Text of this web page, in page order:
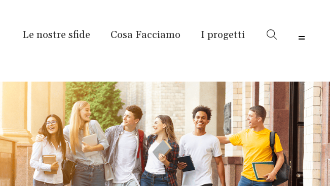
Le nostre sfide Cosa Facciamo I progetti